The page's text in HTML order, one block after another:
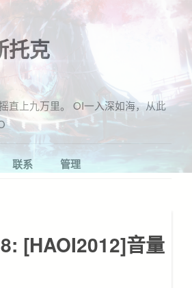
托克
直上九万里。 OI一入深如海，从此
联系 管理
[HAOI2012]音量